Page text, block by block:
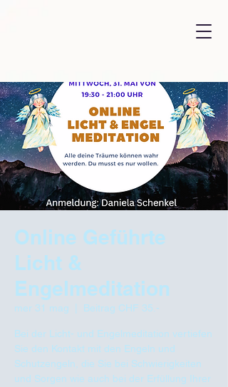
Online Geführte
Licht &
Engelmeditation
mer 31 mag Beitrag CHF 35.-
Bei der Licht- und Engelmeditation vertiefen
Sie den Kontakt mit den Engeln und
Schutzengeln, die Sie bei Schwierigkeiten
und Sorgen wie auch bei der Erfüllung Ihrer